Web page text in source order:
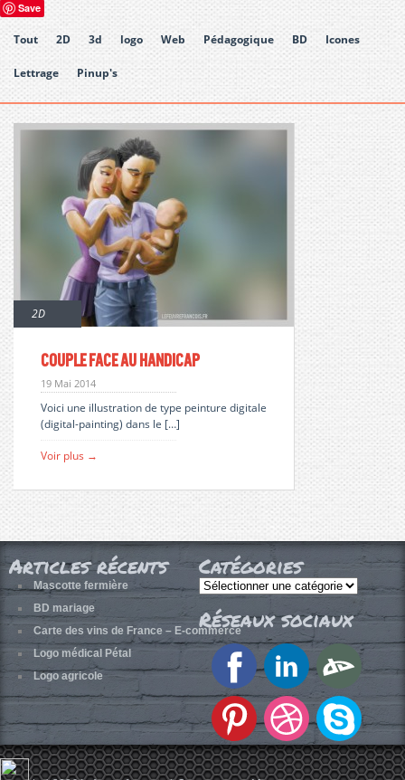
Save
Tout 2D 3d logo Web Pédagogique BD Icones
Lettrage Pinup's
2D
Couple face au handicap
19 Mai 2014
Voici une illustration de type peinture digitale
(digital-painting) dans le […]
Voir plus →
Articles récents
Mascotte fermière
BD mariage
Carte des vins de France – E-commerce
Logo médical Pétal
Logo agricole
Catégories
Catégories
Réseaux sociaux